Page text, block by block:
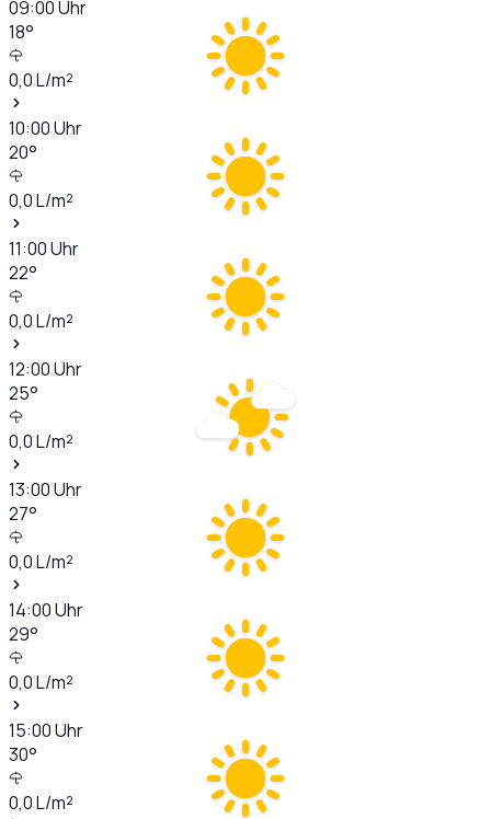
09:00Uhr
18°
0,0L/m²
10:00Uhr
20°
0,0L/m²
11:00Uhr
22°
0,0L/m²
12:00Uhr
25°
0,0L/m²
13:00Uhr
27°
0,0L/m²
14:00Uhr
29°
0,0L/m²
15:00Uhr
30°
0,0L/m²